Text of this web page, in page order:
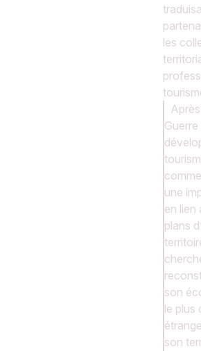
les
une
en lien
plans
son
le plus
son